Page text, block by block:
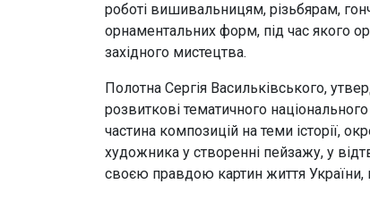
роботі вишивальницям, різьбярам,
орнаментальних форм, під час якого
західного мистецтва.
Полотна Сергія Васильківського,
розвиткові тематичного
частина композицій на теми історії,
художника у створенні пейзажу, у
своєю правдою картин життя